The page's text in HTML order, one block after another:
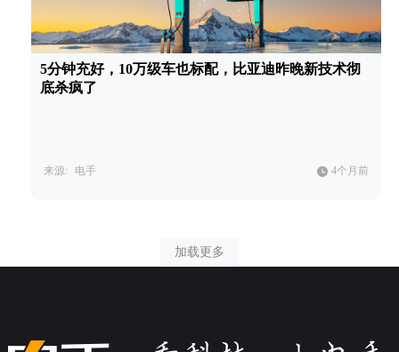
5分钟充好，10万级车也标配，比亚迪昨晚新技术彻
底杀疯了
来源: 电手 4个月前
加载更多